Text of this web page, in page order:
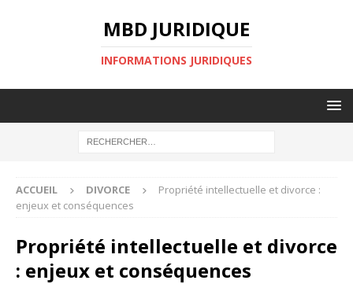
MBD JURIDIQUE
INFORMATIONS JURIDIQUES
ACCUEIL DIVORCE
Propriété intellectuelle et divorce :
enjeux et conséquences
Propriété intellectuelle et divorce
: enjeux et conséquences